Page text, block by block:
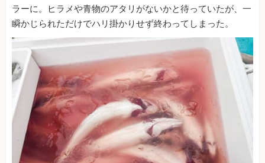
ラーに。ヒラメや青物のアタリがないかと待っていたが、一
瞬かじられただけでハリ掛かりせず終わってしまった。